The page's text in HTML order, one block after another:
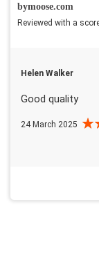
bymoose.com
Reviewed with a
Helen Walker
Good quality
24 March 2025